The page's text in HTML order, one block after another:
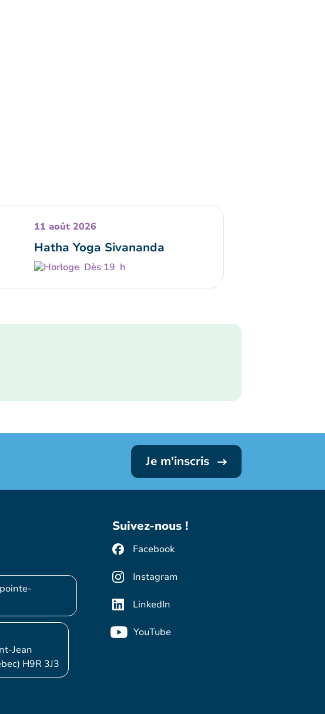
11 août 2026
Hatha Yoga Sivananda
Dès 19 h
Je m'inscris
Jean
H9R 3J3
Suivez-nous !
Facebook
Instagram
LinkedIn
YouTube